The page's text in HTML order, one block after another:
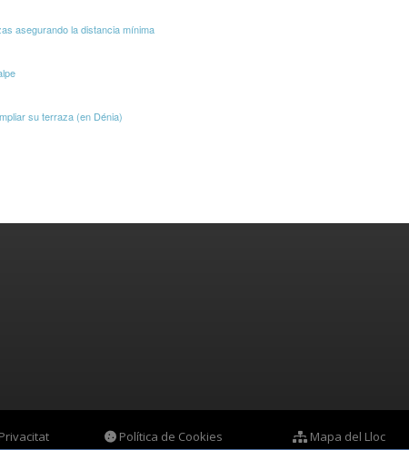
asegurando la distancia mínima
su terraza (en Dénia)
Política de Cookies Mapa del Lloc